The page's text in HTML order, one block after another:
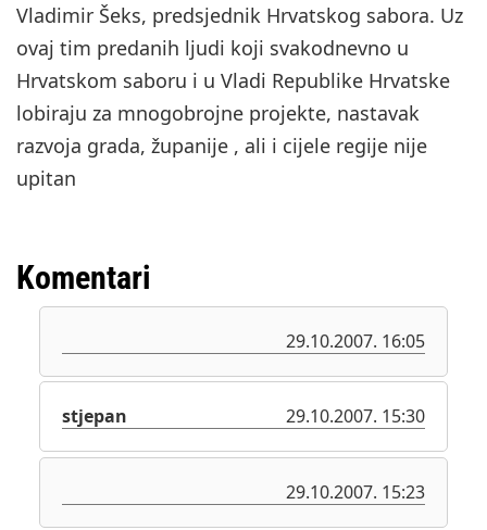
Vladimir Šeks, predsjednik Hrvatskog sabora. Uz
ovaj tim predanih ljudi koji svakodnevno u
Hrvatskom saboru i u Vladi Republike Hrvatske
lobiraju za mnogobrojne projekte, nastavak
razvoja grada, županije , ali i cijele regije nije
upitan
Komentari
29.10.2007. 16:05
stjepan 29.10.2007. 15:30
29.10.2007. 15:23